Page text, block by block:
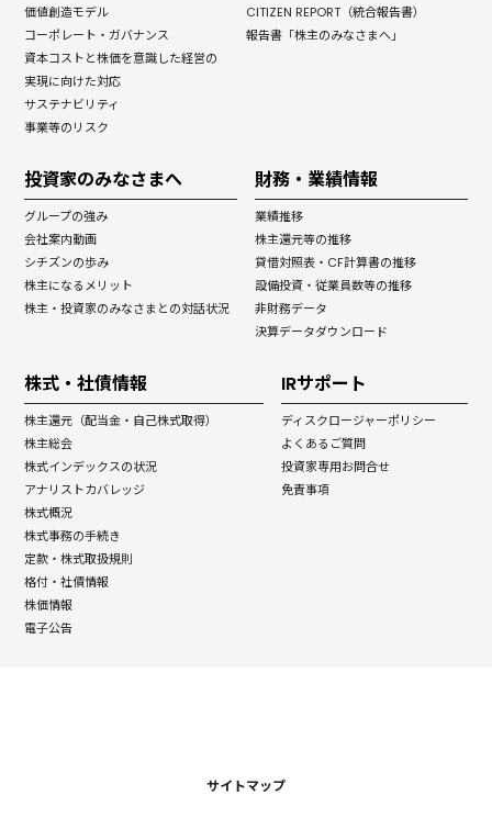
価値創造モデル
コーポレート・ガバナンス
資本コストと株価を意識した経営の
実現に向けた対応
サステナビリティ
事業等のリスク
CITIZEN REPORT（統合報告書）
報告書「株主のみなさまへ」
投資家のみなさまへ
グループの強み
会社案内動画
シチズンの歩み
株主になるメリット
株主・投資家のみなさまとの対話状況
財務・業績情報
業績推移
株主還元等の推移
貸借対照表・CF計算書の推移
設備投資・従業員数等の推移
非財務データ
決算データダウンロード
株式・社債情報
株主還元（配当金・自己株式取得）
株主総会
株式インデックスの状況
アナリストカバレッジ
株式概況
株式事務の手続き
定款・株式取扱規則
格付・社債情報
株価情報
電子公告
IRサポート
ディスクロージャーポリシー
よくあるご質問
投資家専用お問合せ
免責事項
サイトマップ